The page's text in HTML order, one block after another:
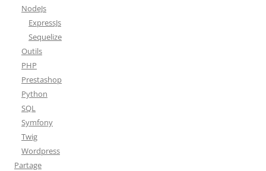
NodeJs
ExpressJs
Sequelize
Outils
PHP
Prestashop
Python
SQL
Symfony
Twig
Wordpress
Partage